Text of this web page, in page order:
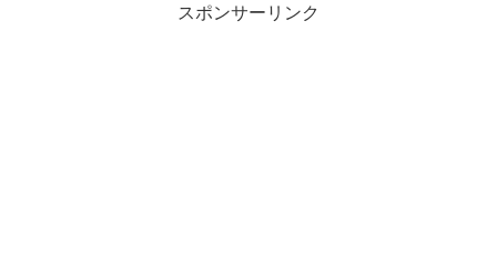
スポンサーリンク